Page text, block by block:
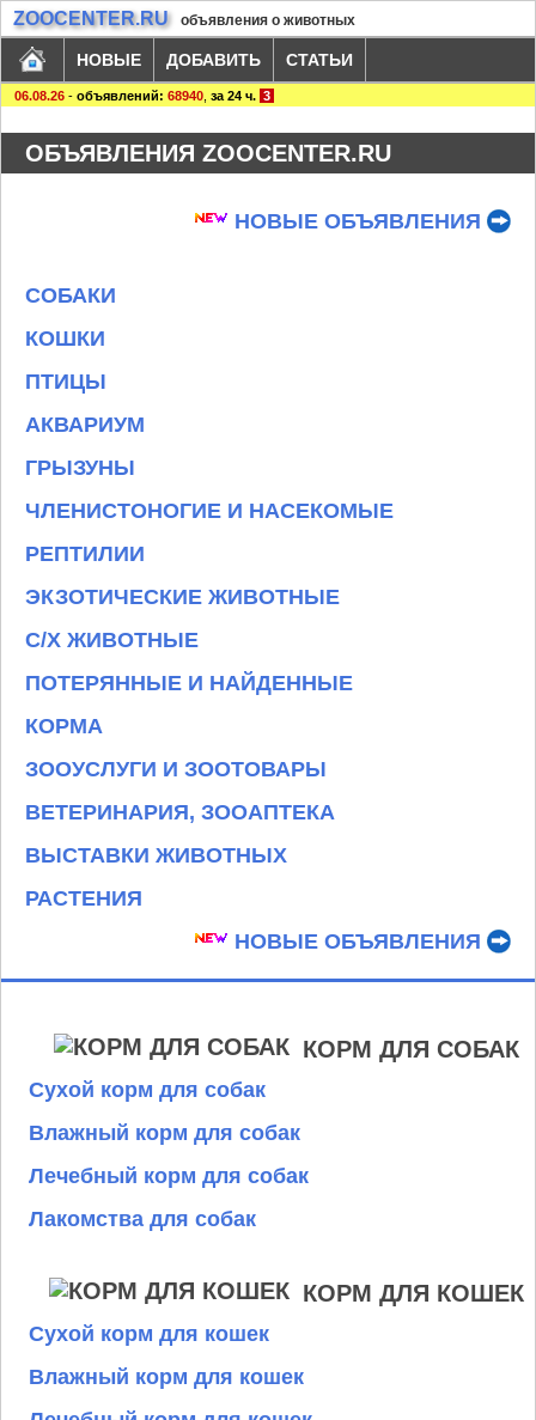
ZOOCENTER.RU объявления о животных
НОВЫЕ ДОБАВИТЬ СТАТЬИ
06.08.26 - объявлений: 68940 за 24 ч. 3
ОБЪЯВЛЕНИЯ ZOOCENTER.RU
НОВЫЕ ОБЪЯВЛЕНИЯ
СОБАКИ
КОШКИ
ПТИЦЫ
АКВАРИУМ
ГРЫЗУНЫ
ЧЛЕНИСТОНОГИЕ И НАСЕКОМЫЕ
РЕПТИЛИИ
ЭКЗОТИЧЕСКИЕ ЖИВОТНЫЕ
С/Х ЖИВОТНЫЕ
ПОТЕРЯННЫЕ И НАЙДЕННЫЕ
КОРМА
ЗООУСЛУГИ И ЗООТОВАРЫ
ВЕТЕРИНАРИЯ, ЗООАПТЕКА
ВЫСТАВКИ ЖИВОТНЫХ
РАСТЕНИЯ
НОВЫЕ ОБЪЯВЛЕНИЯ
КОРМ ДЛЯ СОБАК
Сухой корм для собак
Влажный корм для собак
Лечебный корм для собак
Лакомства для собак
КОРМ ДЛЯ КОШЕК
Сухой корм для кошек
Влажный корм для кошек